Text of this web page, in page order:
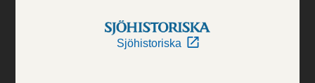
Sjöhistoriska